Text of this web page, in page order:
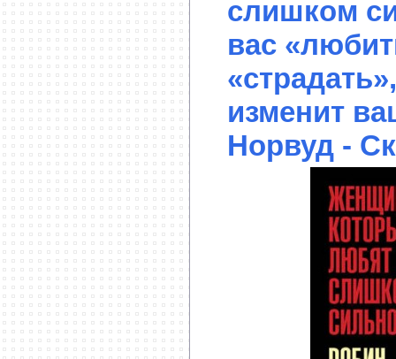
слишком
вас
изменит
Норвуд -